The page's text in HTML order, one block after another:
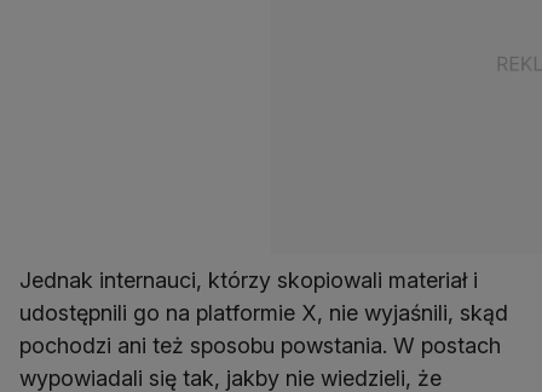
Jednak internauci, którzy skopiowali materiał i
udostępnili go na platformie X, nie wyjaśnili, skąd
pochodzi ani też sposobu powstania. W postach
wypowiadali się tak, jakby nie wiedzieli, że